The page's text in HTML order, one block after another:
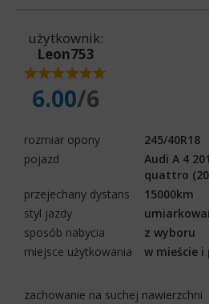
użytkownik:
Leon753
6.00/6
rozmiar opony
245/40R18
pojazd
Audi A 4
quattro
przejechany dystans
15000km
styl jazdy
sposób nabycia
z wyboru
miejsce użytkowania
w mieście
zachowanie na suchej nawierzchni